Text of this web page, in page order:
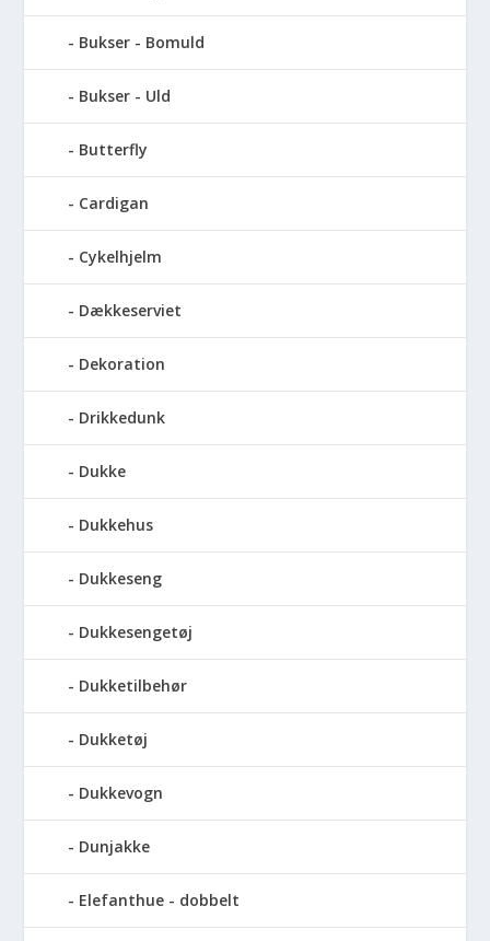
Bukser - Bomuld
Bukser - Uld
Butterfly
Cardigan
Cykelhjelm
Dækkeserviet
Dekoration
Drikkedunk
Dukke
Dukkehus
Dukkeseng
Dukkesengetøj
Dukketilbehør
Dukketøj
Dukkevogn
Dunjakke
Elefanthue - dobbelt